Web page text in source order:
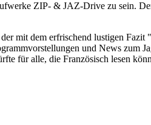
ZIP- & JAZ-Drive zu sein.
mit dem erfrischend lustigen
und News zum
für alle, die Französisch lesen